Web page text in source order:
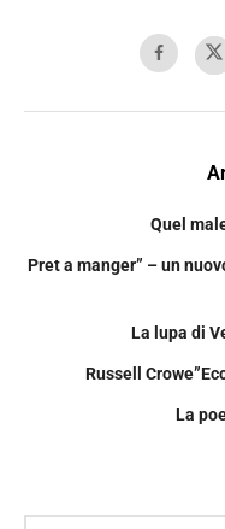
Quel
Pret a manger” – un
La lupa di
Russell
La